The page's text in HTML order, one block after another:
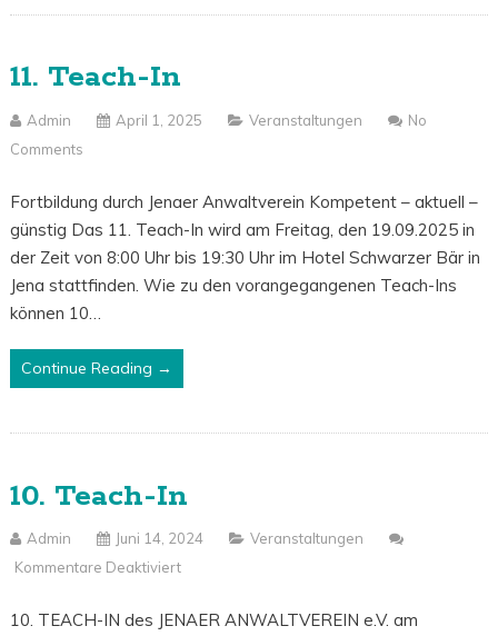
11. Teach-In
Admin April 1, 2025 Veranstaltungen
No
Comments
Fortbildung durch Jenaer Anwaltverein Kompetent – aktuell –
günstig Das 11. Teach-In wird am Freitag, den 19.09.2025 in
der Zeit von 8:00 Uhr bis 19:30 Uhr im Hotel Schwarzer Bär in
Jena stattfinden. Wie zu den vorangegangenen Teach-Ins
können 10…
Continue Reading →
10. Teach-In
Admin Juni 14, 2024
Veranstaltungen
Kommentare Deaktiviert
Teach-
10. TEACH-IN des JENAER ANWALTVEREIN e.V. am